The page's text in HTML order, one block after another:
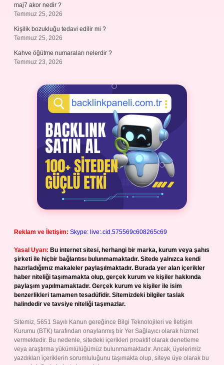
maj7 akor nedir ?
Temmuz 25, 2026
Kişilik bozukluğu tedavi edilir mi ?
Temmuz 25, 2026
Kahve öğütme numaraları nelerdir ?
Temmuz 23, 2026
Reklam ve İletişim: Skype: live:.cid.575569c608265c69
Yasal Uyarı: Bu internet sitesi, herhangi bir marka, kurum veya şahıs
şirketi ile hiçbir bağlantısı bulunmamaktadır. Sitede yalnızca kendi
hazırladığımız makaleler paylaşılmaktadır. Burada yer alan içerikler
haber niteliği taşımamakta olup, gerçek kurum ve kişiler hakkında
paylaşım yapılmamaktadır. Gerçek kurum ve kişiler ile isim
benzerlikleri tamamen tesadüfidir. Sitemizdeki bilgiler taslak
halindedir ve tavsiye niteliği taşımazlar.
Sitemiz, 5651 Sayılı Kanun gereğince Bilgi Teknolojileri ve İletişim
Kurumu (BTK) tarafından onaylanmış bir Yer Sağlayıcı olarak hizmet
vermektedir. Bu nedenle, sitedeki içerikleri proaktif olarak denetleme
veya araştırma yükümlülüğümüz bulunmamaktadır. Ancak, üyelerimiz
yazdıkları içeriklerin sorumluluğunu taşımakta olup, siteye üye olarak bu